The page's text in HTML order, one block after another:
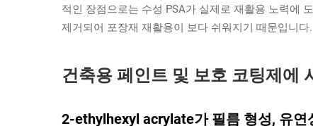
적인 장점으로는 수성 PSA가 실제로 재활용 노력에
제거되어 포장재 재활용이 보다 쉬워지기 때문입니다.
건축용 페인트 및 보호 코팅제에
2-ethylhexyl acrylate가 필름 형성, 유